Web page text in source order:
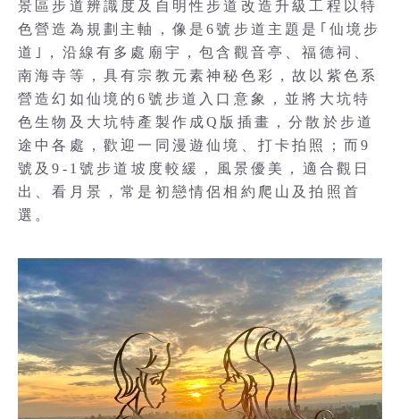
景區步道辨識度及自明性步道改造升級工程以特
色營造為規劃主軸，像是6號步道主題是｢仙境步
道｣，沿線有多處廟宇，包含觀音亭、福德祠、
南海寺等，具有宗教元素神秘色彩，故以紫色系
營造幻如仙境的6號步道入口意象，並將大坑特
色生物及大坑特產製作成Q版插畫，分散於步道
途中各處，歡迎一同漫遊仙境、打卡拍照；而9
號及9-1號步道坡度較緩，風景優美，適合觀日
出、看月景，常是初戀情侶相約爬山及拍照首
選。